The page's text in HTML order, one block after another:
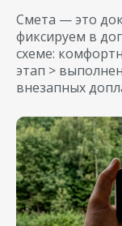
Смета — это
фиксируем в
схеме:
этап >
внезапных